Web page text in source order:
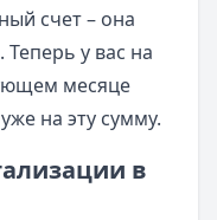
счет – она
Теперь у вас на
месяце
на эту сумму.
в